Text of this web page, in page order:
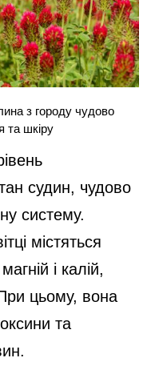
з городу чудово
та шкіру
судин, чудово
систему.
містяться
і калій,
цьому, вона
та